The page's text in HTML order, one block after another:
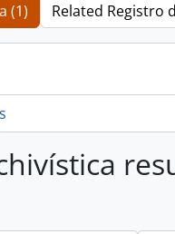
(1) Related Registro